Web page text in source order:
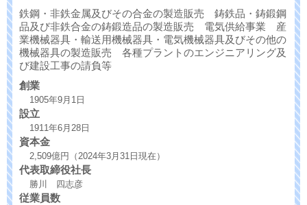
鉄鋼・非鉄金属及びその合金の製造販売 鋳鉄品・鋳鍛鋼
品及び非鉄合金の鋳鍛造品の製造販売 電気供給事業 産
業機械器具・輸送用機械器具・電気機械器具及びその他の
機械器具の製造販売 各種プラントのエンジニアリング及
び建設工事の請負等
創業
1905年9月1日
設立
1911年6月28日
資本金
2,509億円（2024年3月31日現在）
代表取締役社長
勝川 四志彦
従業員数